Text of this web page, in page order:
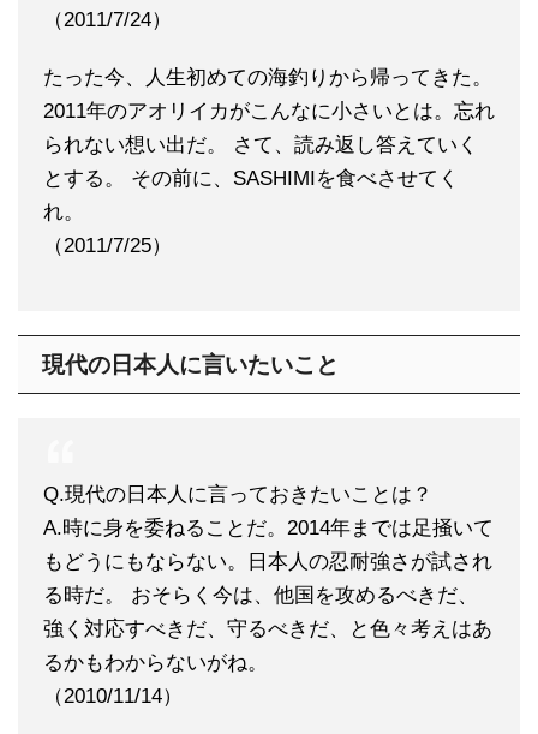
（2011/7/24）
たった今、人生初めての海釣りから帰ってきた。
2011年のアオリイカがこんなに小さいとは。忘れ
られない想い出だ。 さて、読み返し答えていく
とする。 その前に、SASHIMIを食べさせてく
れ。
（2011/7/25）
現代の日本人に言いたいこと
Q.現代の日本人に言っておきたいことは？
A.時に身を委ねることだ。2014年までは足掻いて
もどうにもならない。日本人の忍耐強さが試され
る時だ。 おそらく今は、他国を攻めるべきだ、
強く対応すべきだ、守るべきだ、と色々考えはあ
るかもわからないがね。
（2010/11/14）